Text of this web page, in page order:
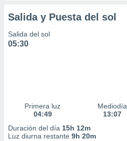
Salida y Puesta del sol
Salida del sol
05:30
Primera luz
04:49
Mediodía
13:07
Duración del día 15h 12m
Luz diurna restante 9h 20m